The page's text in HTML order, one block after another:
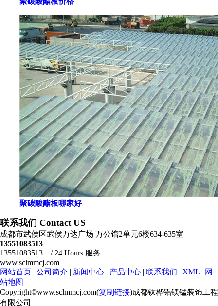
聚碳酸酯板哪家好
联系我们 Contact US
成都市武侯区武侯万达广场 万公馆2单元6楼634-635室
13551083513
13551083513 / 24 Hours 服务
www.sclmmcj.com
网站首页 | 公司简介 | 新闻中心 | 产品中心 | 联系我们 | XML | 网
站地图
Copyright©www.sclmmcj.com(复制链接)成都钛桦铝镁锰装饰工程
有限公司